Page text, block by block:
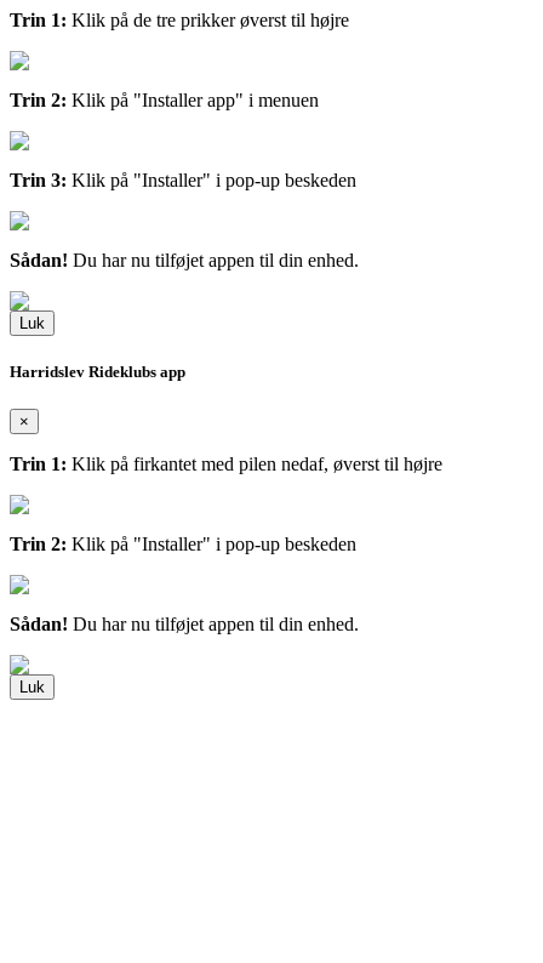
Trin 1: Klik på de tre prikker øverst til højre
Trin 2: Klik på "Installer app" i menuen
Trin 3: Klik på "Installer" i pop-up beskeden
Sådan! Du har nu tilføjet appen til din enhed.
Luk
Harridslev Rideklubs app
×
Trin 1: Klik på firkantet med pilen nedaf, øverst til højre
Trin 2: Klik på "Installer" i pop-up beskeden
Sådan! Du har nu tilføjet appen til din enhed.
Luk